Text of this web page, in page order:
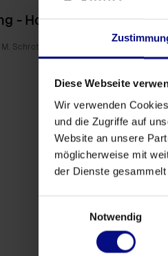
Diese Webseite
Wir verwenden
und die Zugriffe auf
Website an unsere
möglicherweise mit
der Dienste gesammelt
Notwendig
- How To Video
Schroth